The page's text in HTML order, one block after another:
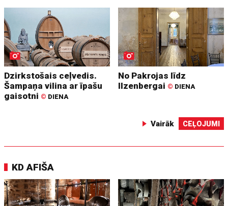
Dzirkstošais ceļvedis.
Šampaņa vilina ar īpašu
gaisotni © DIENA
No Pakrojas līdz
Ilzenbergai © DIENA
Vairāk CEĻOJUMI
KD AFIŠA